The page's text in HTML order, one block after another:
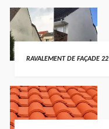
RAVALEMENT DE FAÇADE 22